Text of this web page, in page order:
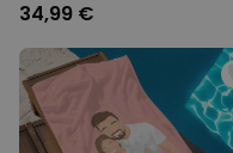
34,99 €